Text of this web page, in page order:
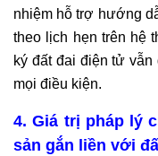
nhiệm hỗ trợ hướng
theo lịch hẹn trên hệ
ký đất đai điện tử
mọi điều kiện.
4. Giá trị pháp lý
sản gắn liền với